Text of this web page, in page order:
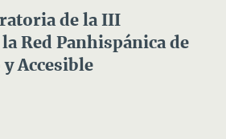
de la III
Red Panhispánica de
Accesible